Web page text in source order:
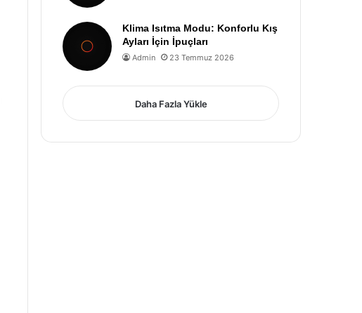
Klima Isıtma Modu: Konforlu Kış
Ayları İçin İpuçları
Admin 23 Temmuz 2026
Daha Fazla Yükle